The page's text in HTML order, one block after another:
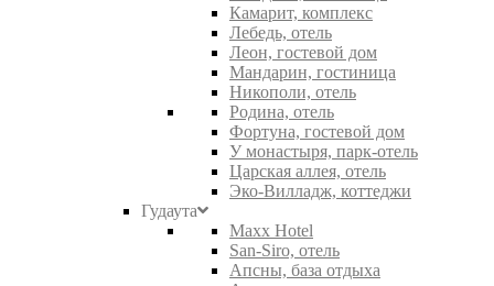
Камарит, комплекс
Лебедь, отель
Леон, гостевой дом
Мандарин, гостиница
Никополи, отель
Родина, отель
Фортуна, гостевой дом
У монастыря, парк-отель
Царская аллея, отель
Эко-Вилладж, коттеджи
Гудаута
Maxx Hotel
San-Siro, отель
Апсны, база отдыха